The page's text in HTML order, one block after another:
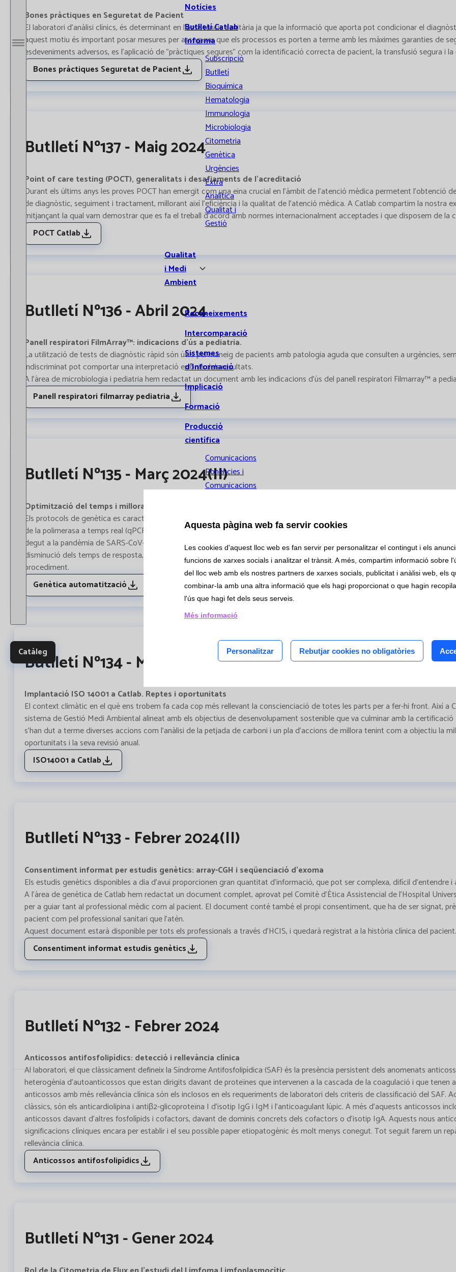
Obrir / Tancar menú
Notícies
Butlletí Catlab
Informa
Subscripció
Butlletí
Bioquímica
Hematologia
Immunologia
Microbiologia
Citometria
Genètica
Urgències
Extra
Analítica
Qualitat i
Gestió
Qualitat
i Medi
Ambient
Reconeixements
Intercomparació
Sistemes
d’Informació
Implicació
Formació
Producció
científica
Comunicacions
Ponències i
Comunicacions
Tesis
Recerca
Assaigs clínics
i Estudis
multicèntrics
Catàleg
Bones pràctiques en Seguretat de Pacient
El laboratori d'anàlisi clínics, és determinant en l'assistència sanitària ja que la informació que aporta pot condicionar el
aquest motiu és important posar mesures per assegurar que els processos es porten a terme amb les màximes garanties de
esdeveniments adversos, es l'aplicació de "pràctiques segures" com la identificació correcta de pacient, la transfusió segura i
Bones pràctiques Seguretat de Pacient
Butlletí Nº137 - Maig 2024
Point of care testing (POCT), generalitats i desafiaments de l'acreditació
Durant els últims anys les proves POCT han emergit com una eina crucial en l'àmbit de l'atenció mèdica permetent l'obtenció
de diagnòstic, seguiment i tractament, millorant així l'eficiència i la qualitat de l'atenció mèdica. A Catlab compartim la nostra
mitjançant la qual vam demostrar que es fa el treball d'acord amb normes internacionalment acceptades i que disposem de la
POCT Catlab
Butlletí Nº136 - Abril 2024
Panell respiratori FilmArray™: indicacions d'ús a pediatria.
La utilització de tests de diagnòstic ràpid són útils pel maneig de pacients amb patologia aguda que consulten a urgències,
indiscriminat pot comportar una interpretació errònia dels resultats.
A l’àrea de microbiologia i pediatria hem redactat un document amb les indicacions d’ús del panell respiratori Filmarray™ a
Panell respiratori filmarray pediatria
Butlletí Nº135 - Març 2024(II)
Optimització del temps i millora en qualitat al servei de genètica mitjançant l’automatització de proves amb
Els protocols de genètica es caracteritzen normalment per una elevada complexitat i múltiples processos manuals. Molts
de la polimerasa a temps real (qPCR), són similars als utilitzats a la secció de Microbiologia molecular. Aprofitant que aquesta
degut a la pandèmia de SARS-CoV-2, des de la secció de genètica s’ha procedit a integrar una part de la nostra activitat en
disminució dels temps de resposta, una disminució del temps de dedicació tant tècnic com facultatiu, un menor risc d’errors
procediment.
Genètica automatització
Butlletí Nº134 - Març 2024
Implantació ISO 14001 a Catlab. Reptes i oportunitats
El context climàtic en el què ens trobem fa cada cop més rellevant la conscienciació de totes les parts per a fer-hi front. Així a
sistema de Gestió Medi Ambiental alineat amb els objectius de desenvolupament sostenible que va culminar amb la
s’han dut a terme diverses accions com l’anàlisi de la petjada de carboni i un pla d’accions de millora tenint com a objectiu la
oportunitats i la seva revisió anual.
ISO14001 a Catlab
Butlletí Nº133 - Febrer 2024(II)
Consentiment informat per estudis genètics: array-CGH i seqüenciació d’exoma
Els estudis genètics disponibles a dia d’avui proporcionen gran quantitat d’informació, que pot ser complexa, difícil d’entendre i
A l’àrea de genètica de Catlab hem redactat un document complet, aprovat pel Comitè d’Ètica Assistencial de l’Hospital
per a guiar tant al professional mèdic com al pacient. El document conté també el propi consentiment, que ha de ser signat,
pacient com pel professional sanitari que l’atén.
Aquest document estarà disponible per tots els professionals a través d’HCIS, i quedarà registrat a la història clínica del pacient.
Consentiment informat estudis genètics
Butlletí Nº132 - Febrer 2024
Anticossos antifosfolipídics: detecció i rellevància clínica
Al laboratori, el que clàssicament defineix la Síndrome Antifosfolipídica (SAF) és la presència persistent dels anomenats
heterogènia d'autoanticossos que estan dirigits davant de proteïnes que intervenen a la cascada de la coagulació i que tenen
anticossos amb més rellevància clínica són els inclosos en els requeriments de laboratori dels criteris de classificació del
clàssics, són els anticardiolipina i antiβ2-glicoproteïna I d'isotip IgG i IgM i l'anticoagulant lúpic. A més d'aquests anticossos
anticossos davant d'altres fosfolípids i cofactors, davant de dominis concrets dels cofactors o d'isotip IgA. Aquests nous
significacions clíniques encara per establir i el seu possible paper etiopatogènic és molt menys conegut. Tot seguit farem un
rellevància clínica.
Anticossos antifosfolipídics
Butlletí Nº131 - Gener 2024
Aquesta pàgina web fa servir cookies
Les cookies d'aquest lloc web es fan servir per personalitzar el contingut i els
funcions de xarxes socials i analitzar el trànsit. A més, compartim informació sobre
del lloc web amb els nostres partners de xarxes socials, publicitat i anàlisi web, els
combinar-la amb una altra informació que els hagi proporcionat o que hagin
l'ús que hagi fet dels seus serveis.
Més informació
Personalitzar Rebutjar cookies no obligatòries